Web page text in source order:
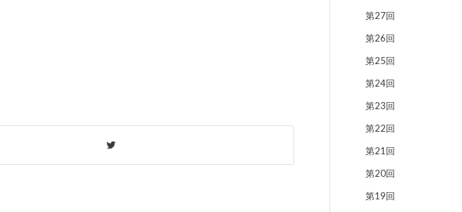
第27回
第26回
第25回
第24回
第23回
第22回
第21回
第20回
第19回